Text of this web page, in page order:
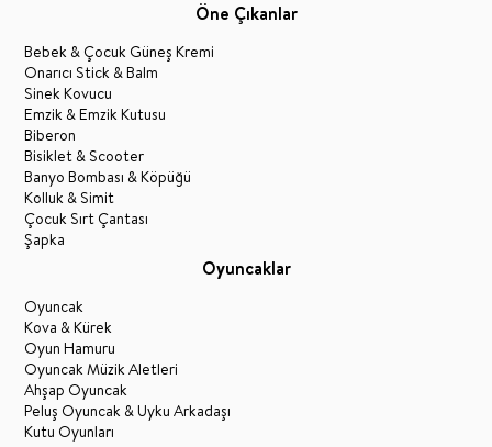
Öne Çıkanlar
Bebek & Çocuk Güneş Kremi
Onarıcı Stick & Balm
Sinek Kovucu
Emzik & Emzik Kutusu
Biberon
Bisiklet & Scooter
Banyo Bombası & Köpüğü
Kolluk & Simit
Çocuk Sırt Çantası
Şapka
Oyuncaklar
Oyuncak
Kova & Kürek
Oyun Hamuru
Oyuncak Müzik Aletleri
Ahşap Oyuncak
Peluş Oyuncak & Uyku Arkadaşı
Kutu Oyunları